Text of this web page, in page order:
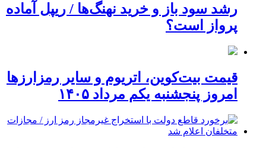
رشد سود باز و خرید نهنگ‌ها / ریپل آماده
پرواز است؟
قیمت بیت‌کوین، اتریوم و سایر رمزارزها
امروز پنجشنبه یکم مرداد ۱۴۰۵